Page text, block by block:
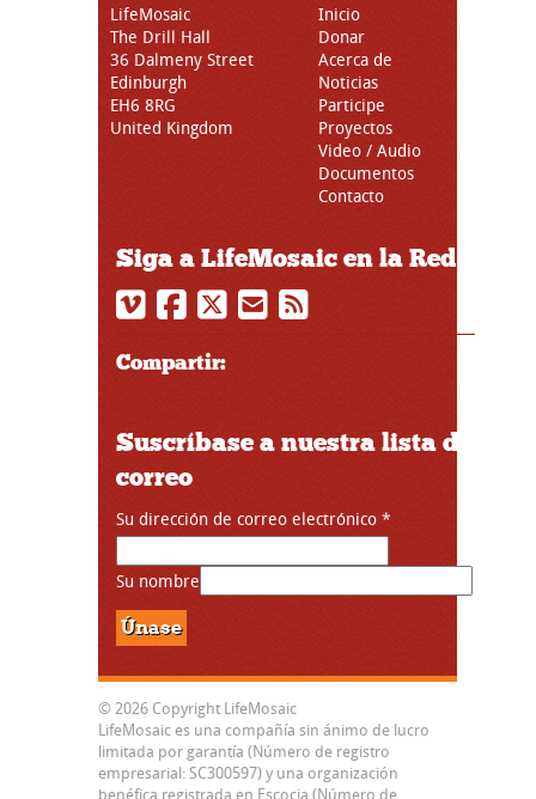
LifeMosaic
The Drill Hall
36 Dalmeny Street
Edinburgh
EH6 8RG
United Kingdom
Inicio
Donar
Acerca de
Noticias
Participe
Proyectos
Video / Audio
Documentos
Contacto
Siga a LifeMosaic en la Red
Compartir:
Suscríbase a nuestra lista de
correo
Su dirección de correo electrónico *
Su nombre
© 2026 Copyright LifeMosaic
LifeMosaic es una compañía sin ánimo de lucro
limitada por garantía (Número de registro
empresarial: SC300597) y una organización
benéfica registrada en Escocia (Número de